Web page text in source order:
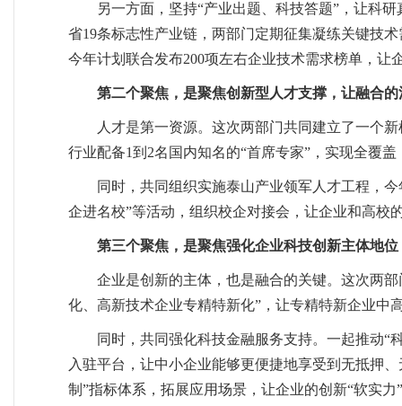
另一方面，坚持“产业出题、科技答题”，让科
省19条标志性产业链，两部门定期征集凝练关键技
今年计划联合发布200项左右企业技术需求榜单，让
第二个聚焦，是聚焦创新型人才支撑，让融合
人才是第一资源。这次两部门共同建立了一个
行业配备1到2名国内知名的“首席专家”，实现全覆
同时，共同组织实施泰山产业领军人才工程，
企进名校”等活动，组织校企对接会，让企业和高校
第三个聚焦，是聚焦强化企业科技创新主体地
企业是创新的主体，也是融合的关键。这次两
化、高新技术企业专精特新化”，让专精特新企业中
同时，共同强化科技金融服务支持。一起推动“
入驻平台，让中小企业能够更便捷地享受到无抵押
制”指标体系，拓展应用场景，让企业的创新“软实